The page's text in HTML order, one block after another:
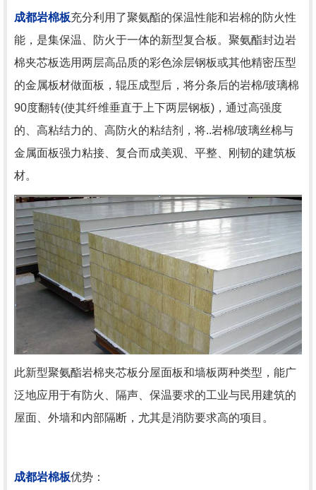
成都岩棉板充分利用了聚氨酯的保温性能和岩棉的防火性
能，是集保温、防火于一体的新型复合板。聚氨酯封边岩
棉夹芯板选用两层高品质的彩色涂层钢板或其他精密压型
的金属板材做面板，辊压成型后，将分条后的岩棉/玻璃棉
90度翻转(使其纤维垂直于上下两层钢板)，通过高强度
的、高粘结力的、高防火的粘结剂，将..岩棉/玻璃丝棉与
金属面板强力粘接、复合而成美观、平整、刚韧的建筑板
材。
此新型聚氨酯岩棉夹芯板分屋面板和墙板两种类型，能广
泛地应用于有防火、隔声、保温要求的工业与民用建筑的
屋面、外墙和内部隔断，尤其是消防要求高的项目。
成都岩棉板优势：